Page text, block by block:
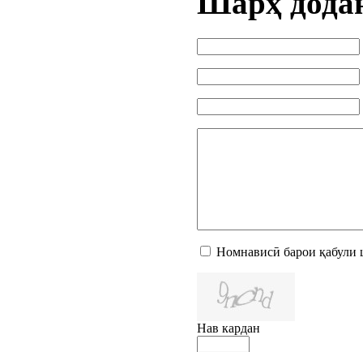
Номнависӣ барои қабули
Нав кардан